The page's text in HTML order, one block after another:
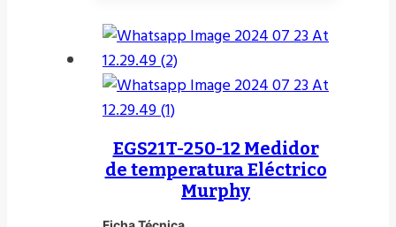
EGS21T-250-12 Medidor
de temperatura Eléctrico
Murphy